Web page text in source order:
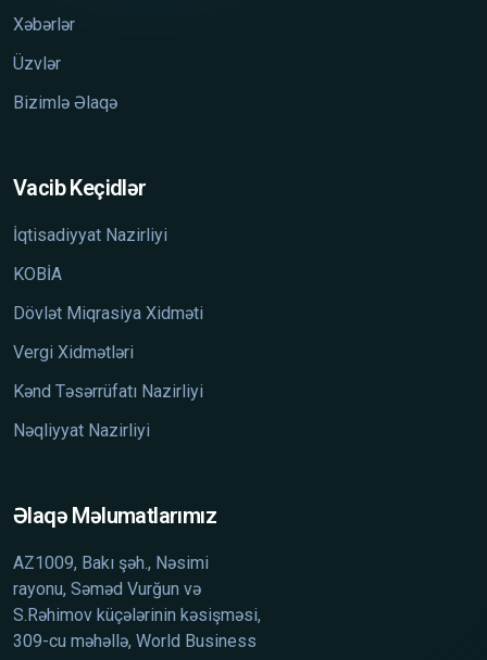
Xəbərlər
Üzvlər
Bizimlə Əlaqə
Vacib Keçidlər
İqtisadiyyat Nazirliyi
KOBİA
Dövlət Miqrasiya Xidməti
Vergi Xidmətləri
Kənd Təsərrüfatı Nazirliyi
Nəqliyyat Nazirliyi
Əlaqə Məlumatlarımız
AZ1009, Bakı şəh., Nəsimi
rayonu, Səməd Vurğun və
S.Rəhimov küçələrinin kəsişməsi,
309-cu məhəllə, World Business